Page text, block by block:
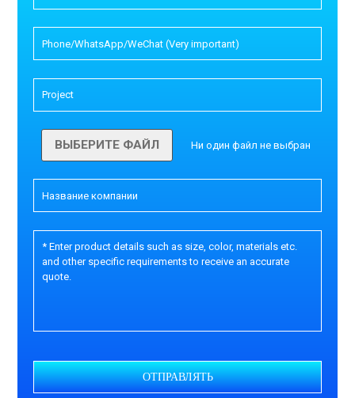
ВЫБЕРИТЕ ФАЙЛ Ни один файл не выбран
ОТПРАВЛЯТЬ